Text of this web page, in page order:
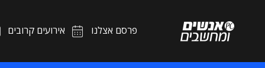
פרסם אצלנו אירועים קרובים